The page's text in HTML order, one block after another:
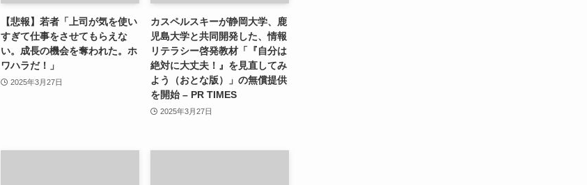
【悲報】若者「上司が気を使い
すぎて仕事をさせてもらえな
い。成長の機会を奪われた。ホ
ワハラだ！」
2025年3月27日
カスペルスキーが静岡大学、鹿
児島大学と共同開発した、情報
リテラシー啓発教材「『自分は
絶対に大丈夫！』を見直してみ
よう（おとな版）」の無償提供
を開始 – PR TIMES
2025年3月27日